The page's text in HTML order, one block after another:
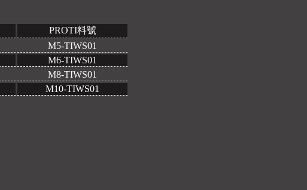
PROTI料號
M5-TIWS01
M6-TIWS01
M8-TIWS01
M10-TIWS01